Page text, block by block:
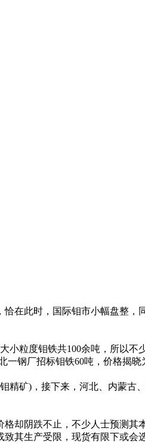
在此时，国际钼市小幅盘整，
粒度钼铁共100余吨，所以不
钢厂招标钼铁60吨，价格揭
矿)，接下来，河北、内蒙古
阴跌不止，不少人士预测其本
其生产受限，现货有限下或会